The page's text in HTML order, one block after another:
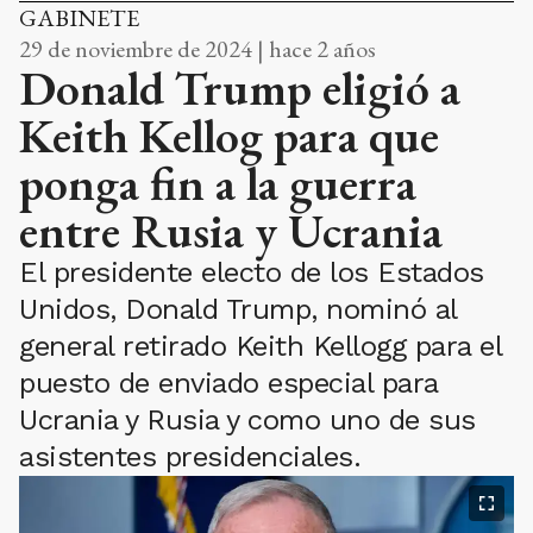
GABINETE
29 de noviembre de 2024 | hace 2 años
Donald Trump eligió a
Keith Kellog para que
ponga fin a la guerra
entre Rusia y Ucrania
El presidente electo de los Estados
Unidos, Donald Trump, nominó al
general retirado Keith Kellogg para el
puesto de enviado especial para
Ucrania y Rusia y como uno de sus
asistentes presidenciales.